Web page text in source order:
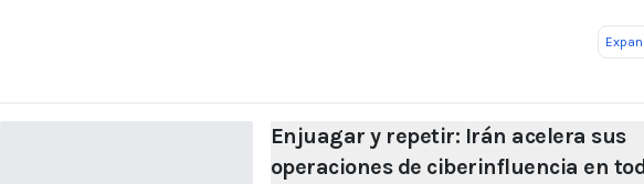
Enjuagar y repetir: Irán acelera sus
operaciones de ciberinfluencia en